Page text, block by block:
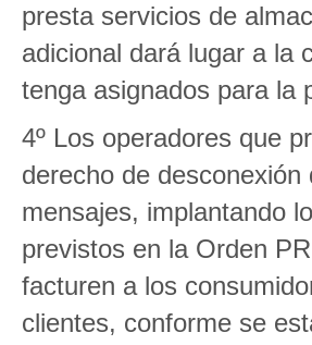
presta servicios de
adicional dará lugar a la
tenga asignados para la
4º Los operadores que
derecho de
mensajes, implantando
previstos en la Orden
facturen a los
clientes, conforme se